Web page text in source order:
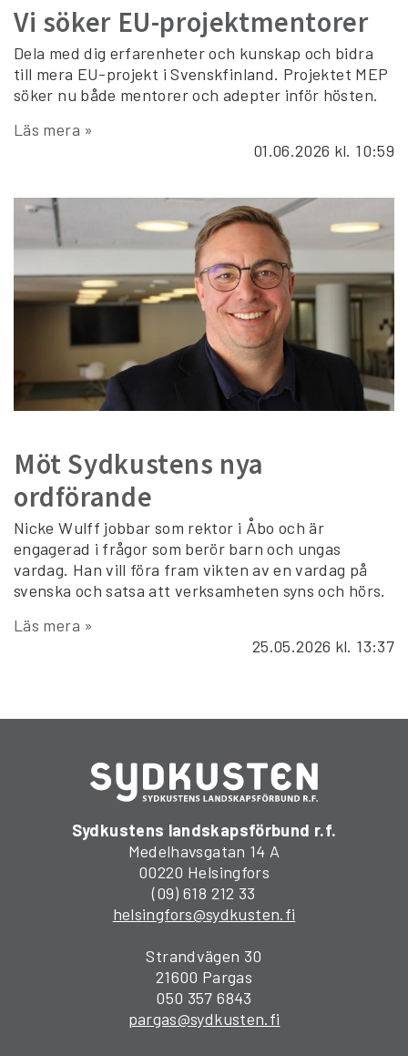
Vi söker EU-projektmentorer
Dela med dig erfarenheter och kunskap och bidra
till mera EU-projekt i Svenskfinland. Projektet MEP
söker nu både mentorer och adepter inför hösten.
Läs mera »
01.06.2026 kl. 10:59
Möt Sydkustens nya
ordförande
Nicke Wulff jobbar som rektor i Åbo och är
engagerad i frågor som berör barn och ungas
vardag. Han vill föra fram vikten av en vardag på
svenska och satsa att verksamheten syns och hörs.
Läs mera »
25.05.2026 kl. 13:37
Sydkustens landskapsförbund r.f.
Medelhavsgatan 14 A
00220 Helsingfors
(09) 618 212 33
helsingfors@sydkusten.fi
Strandvägen 30
21600 Pargas
050 357 6843
pargas@sydkusten.fi